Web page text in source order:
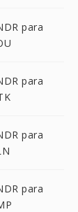
para
para
para
para